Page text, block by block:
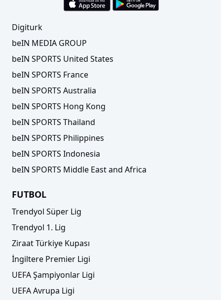
Digiturk
beIN MEDIA GROUP
beIN SPORTS United States
beIN SPORTS France
beIN SPORTS Australia
beIN SPORTS Hong Kong
beIN SPORTS Thailand
beIN SPORTS Philippines
beIN SPORTS Indonesia
beIN SPORTS Middle East and Africa
FUTBOL
Trendyol Süper Lig
Trendyol 1. Lig
Ziraat Türkiye Kupası
İngiltere Premier Ligi
UEFA Şampiyonlar Ligi
UEFA Avrupa Ligi